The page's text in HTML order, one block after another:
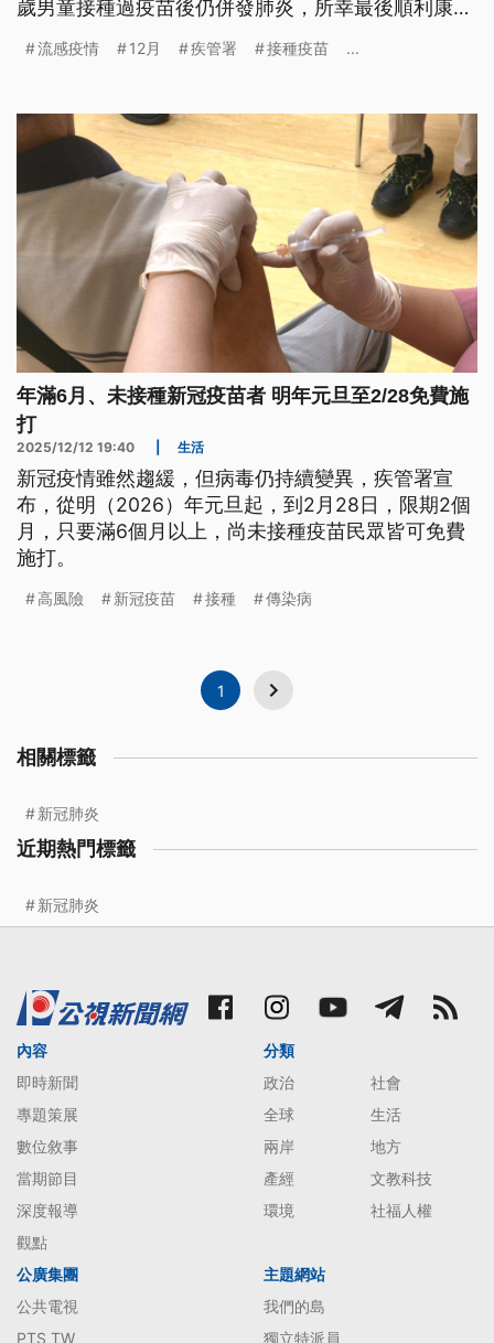
歲男童接種過疫苗後仍併發肺炎，所幸最後順利康復
流感疫情 12月 疾管署 接種疫苗 ...
年滿6月、未接種新冠疫苗者 明年元旦至2/28免費施
打
2025/12/12 19:40 生活
新冠疫情雖然趨緩，但病毒仍持續變異，疾管署宣
布，從明（2026）年元旦起，到2月28日，限期2個
月，只要滿6個月以上，尚未接種疫苗民眾皆可免費
施打。
高風險 新冠疫苗 接種 傳染病
1
相關標籤
新冠肺炎
近期熱門標籤
新冠肺炎
內容
即時新聞
專題策展
數位敘事
當期節目
深度報導
觀點
分類
政治
社會
全球
生活
兩岸
地方
產經
文教科技
環境
社福人權
公廣集團
公共電視
PTS TW
主題網站
我們的島
獨立特派員